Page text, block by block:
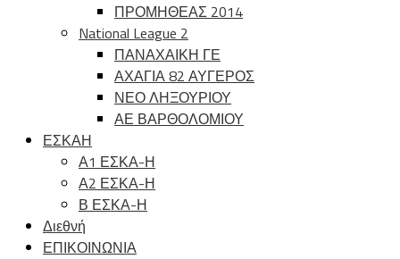
ΠΡΟΜΗΘΕΑΣ 2014
National League 2
ΠΑΝΑΧΑΙΚΗ ΓΕ
ΑΧΑΓΙΑ 82 ΑΥΓΕΡΟΣ
ΝΕΟ ΛΗΞΟΥΡΙΟΥ
ΑΕ ΒΑΡΘΟΛΟΜΙΟΥ
ΕΣΚΑΗ
Α1 ΕΣΚΑ-Η
Α2 ΕΣΚΑ-Η
Β ΕΣΚΑ-Η
Διεθνή
ΕΠΙΚΟΙΝΩΝΙΑ